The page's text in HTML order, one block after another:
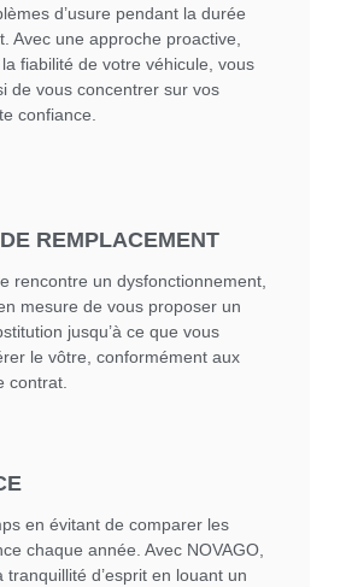
d’usure pendant la durée
Avec une approche proactive,
fiabilité de votre véhicule, vous
de vous concentrer sur vos
confiance.
REMPLACEMENT
rencontre un dysfonctionnement,
mesure de vous proposer un
jusqu’à ce que vous
le vôtre, conformément aux
contrat.
en évitant de comparer les
chaque année. Avec NOVAGO,
tranquillité d’esprit en louant un